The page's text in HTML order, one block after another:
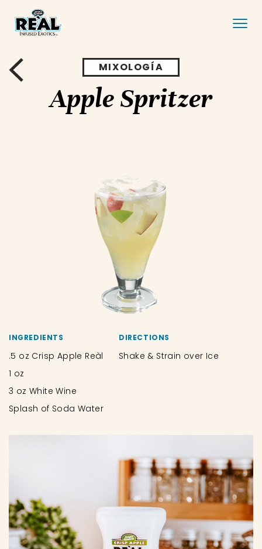
MIXOLOGÍA
Apple Spritzer
INGREDIENTS
.5 oz Crisp Apple Reàl
1 oz
3 oz White Wine
Splash of Soda Water
DIRECTIONS
Shake & Strain over Ice